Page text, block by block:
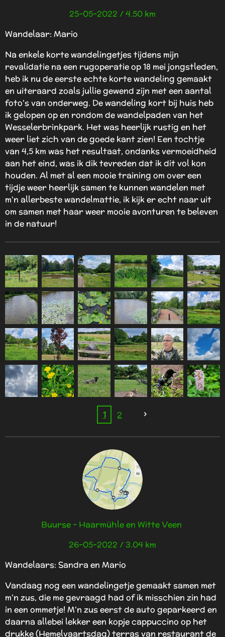
25-05-2022 / 4.50 km
Wandelaar: Mario
Na enkele korte wandelingetjes tijdens mijn
revalidatie na een rugoperatie op 18 mei jongstleden,
heb ik nu de eerste echte korte wandeling gemaakt
en uiteraard zoals jullie gewend zijn met een aantal
foto's van onderweg. De wandeling kort bij huis heb
ik gelopen op en rondom de wandelpaden van het
Wesselerbrinkpark. Het was heerlijk rustig en het
weer liet zich van de goede kant zien! Een tochtje
van 4,5 km was het resultaat, ondanks vermoeidheid
aan het eind, was ik dik tevreden dat ik dit vol kon
houden. Al met al een mooie training om over een
tijdje weer heerlijk samen te kunnen wandelen met
m'n allerbeste wandelmattie, ik kijk er echt naar uit
om samen met haar weer mooie avonturen te beleven
in de natuur!
1 2
Buurse - Haarmühle en Witte Veen
26-05-2022 / 3.04 km
Wandelaars: Sandra en Mario
Vandaag nog een wandelingetje gemaakt samen met
m'n zus, die me gevraagd had of ik misschien zin had
in een ommetje! M'n zus eerst de auto geparkeerd en
daarna allebei lekker een kopje cappuccino op het
drukke (Hemelvaartsdag) terras van restaurant de